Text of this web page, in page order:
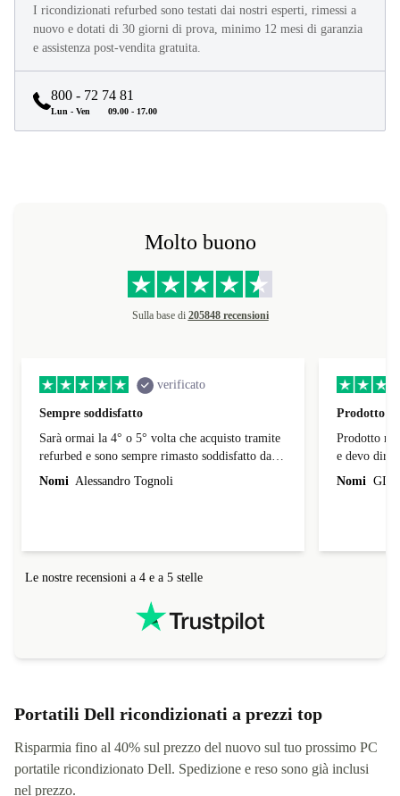
I ricondizionati refurbed sono testati dai nostri esperti, rimessi a
nuovo e dotati di 30 giorni di prova, minimo 12 mesi di garanzia
e assistenza post-vendita gratuita.
800 - 72 74 81
Lun - Ven 09.00 - 17.00
Molto buono
Sulla base di 205848 recensioni
verificato
Sempre soddisfatto
Sarà ormai la 4° o 5° volta che acquisto tramite
refurbed e sono sempre rimasto soddisfatto dai
prodotti; in alcuni casi i difitte dichiarati erano
impercettibili a un occhio inesperto. Consegna
impatto positivo.
Nomi Alessandro Tognoli
Prodotto
Prodotto
e devo dire
consegna è
Nomi
Le nostre recensioni a 4 e a 5 stelle
Portatili Dell ricondizionati a prezzi top
Risparmia fino al 40% sul prezzo del nuovo sul tuo prossimo PC
portatile ricondizionato Dell. Spedizione e reso sono già inclusi
nel prezzo.